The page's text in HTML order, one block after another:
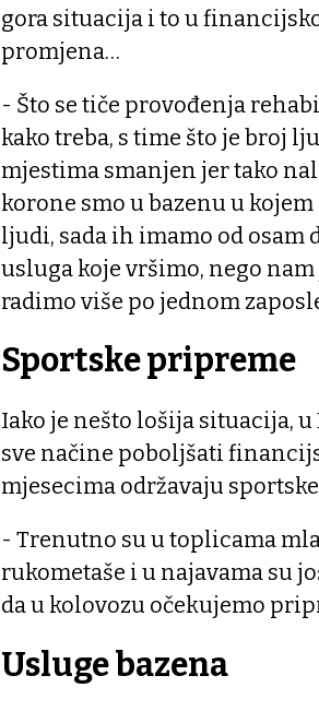
gora situacija i to u
promjena…
- Što se tiče provođenja
kako treba, s time što je broj
mjestima smanjen jer tako
korone smo u bazenu u
ljudi, sada ih imamo od osam
usluga koje vršimo, nego
radimo više po jednom
Sportske pripreme
Iako je nešto lošija situacija,
sve načine poboljšati
mjesecima održavaju
- Trenutno su u toplicama
rukometaše i u najavama su
da u kolovozu očekujemo
Usluge bazena